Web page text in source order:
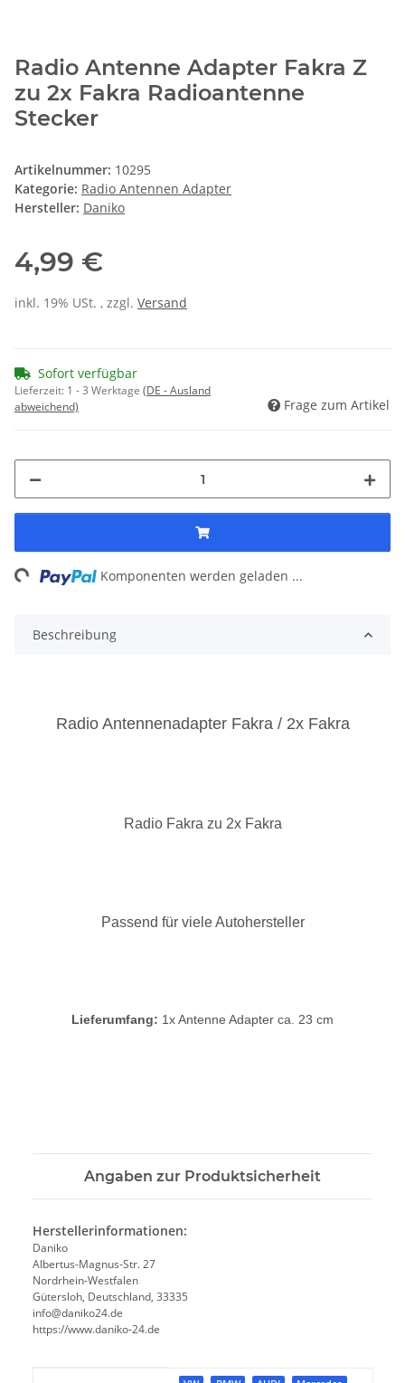
Radio Antenne Adapter Fakra Z
zu 2x Fakra Radioantenne
Stecker
Artikelnummer: 10295
Kategorie: Radio Antennen Adapter
Hersteller: Daniko
4,99 €
inkl. 19% USt. , zzgl. Versand
Sofort verfügbar
Lieferzeit: 1 - 3 Werktage (DE - Ausland
abweichend)
Frage zum Artikel
Komponenten werden geladen ...
Beschreibung
Radio Antennenadapter Fakra / 2x Fakra
Radio Fakra zu 2x Fakra
Passend für viele Autohersteller
Lieferumfang: 1x Antenne Adapter ca. 23 cm
Angaben zur Produktsicherheit
Herstellerinformationen:
Daniko
Albertus-Magnus-Str. 27
Nordrhein-Westfalen
Gütersloh, Deutschland, 33335
info@daniko24.de
https://www.daniko-24.de